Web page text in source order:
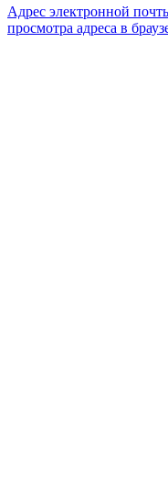
Адрес электронной
просмотра адреса в